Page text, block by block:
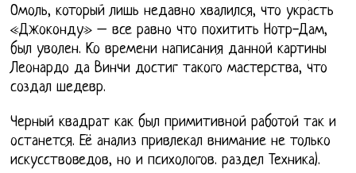
Омоль, который лишь недавно хвалился, что украсть
«Джоконду» – все равно что похитить Нотр-Дам,
был уволен. Ко времени написания данной картины
Леонардо да Винчи достиг такого мастерства, что
создал шедевр.
Черный квадрат как был примитивной работой так и
останется. Её анализ привлекал внимание не только
искусствоведов, но и психологов. раздел Техника).